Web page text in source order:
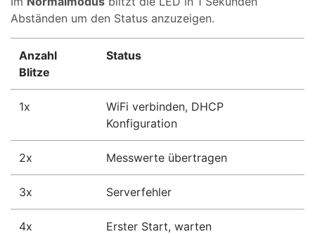
Abständen um den Status anzuzeigen.
Anzahl
Blitze
Status
1x
WiFi verbinden, DHCP
Konfiguration
2x Messwerte übertragen
3x Serverfehler
4x Erster Start, warten